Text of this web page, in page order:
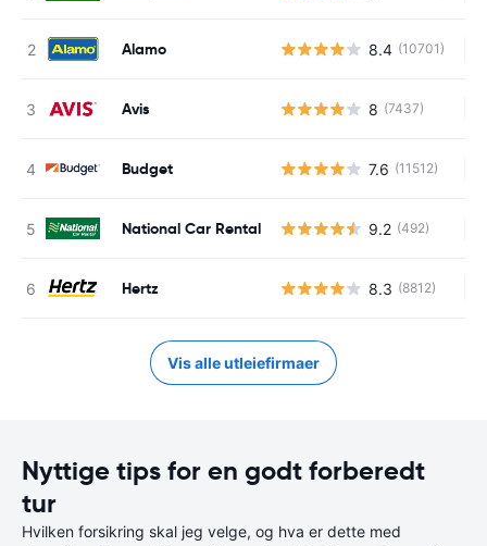
Alamo 8.4 (10701)
Avis 8 (7437)
Budget 7.6 (11512)
National Car Rental 9.2 (492)
Hertz 8.3 (8812)
Vis alle utleiefirmaer
Nyttige tips for en godt forberedt
tur
Hvilken forsikring skal jeg velge, og hva er dette med